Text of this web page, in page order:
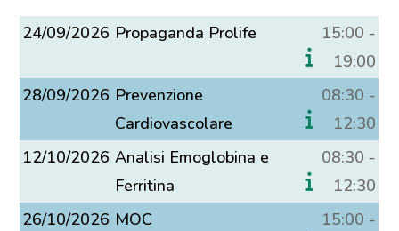
24/09/2026 Propaganda Prolife
15:00 -
19:00
28/09/2026 Prevenzione
Cardiovascolare
08:30 -
12:30
12/10/2026 Analisi Emoglobina e
Ferritina
08:30 -
12:30
26/10/2026 MOC
15:00 -